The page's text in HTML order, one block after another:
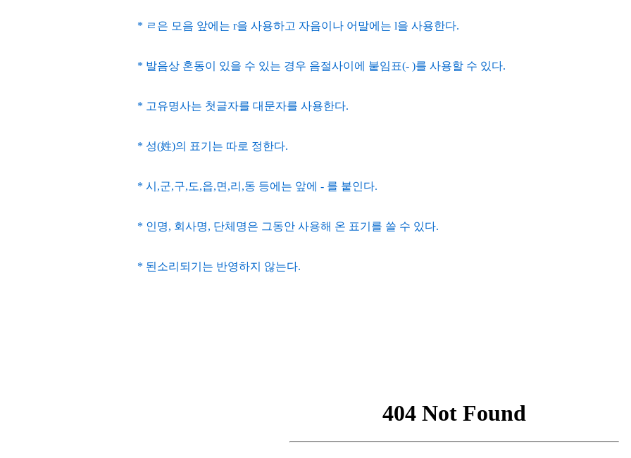
* ㄹ은 모음 앞에는 r을 사용하고 자음이나 어말에는 l을 사용한다.
* 발음상 혼동이 있을 수 있는 경우 음절사이에 붙임표(- )를 사용할 수 있다.
* 고유명사는 첫글자를 대문자를 사용한다.
* 성(姓)의 표기는 따로 정한다.
* 시,군,구,도,읍,면,리,동 등에는 앞에 - 를 붙인다.
* 인명, 회사명, 단체명은 그동안 사용해 온 표기를 쓸 수 있다.
* 된소리되기는 반영하지 않는다.